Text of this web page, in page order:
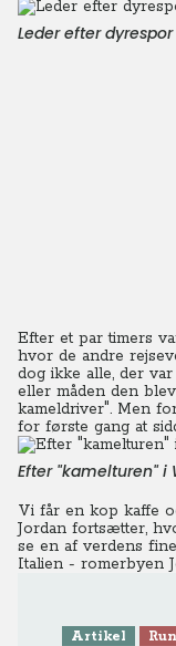
Leder efter dyrespor
Efter et par timers
hvor de andre
dog ikke alle, der
eller måden den
kameldriver". Men
for første gang at
Efter "kamelturen" i
Vi får en kop kaffe
Jordan fortsætter,
se en af verdens
Italien - romerbyen
Artikel